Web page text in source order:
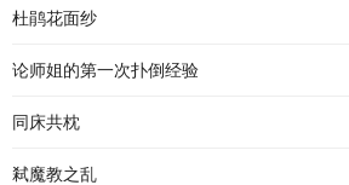
杜鹃花面纱
论师姐的第一次扑倒经验
同床共枕
弒魔教之乱